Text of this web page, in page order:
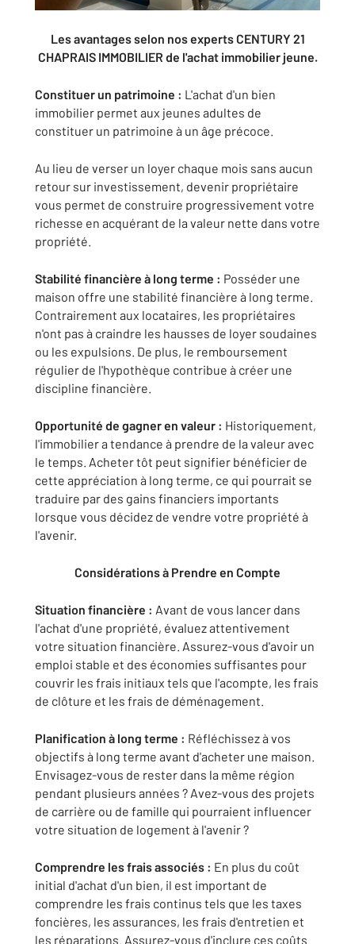
Les avantages selon nos experts CENTURY 21
CHAPRAIS IMMOBILIER de l'achat immobilier jeune.
Constituer un patrimoine : L'achat d'un bien
immobilier permet aux jeunes adultes de
constituer un patrimoine à un âge précoce.
Au lieu de verser un loyer chaque mois sans aucun
retour sur investissement, devenir propriétaire
vous permet de construire progressivement votre
richesse en acquérant de la valeur nette dans votre
propriété.
Stabilité financière à long terme : Posséder une
maison offre une stabilité financière à long terme.
Contrairement aux locataires, les propriétaires
n'ont pas à craindre les hausses de loyer soudaines
ou les expulsions. De plus, le remboursement
régulier de l'hypothèque contribue à créer une
discipline financière.
Opportunité de gagner en valeur : Historiquement,
l'immobilier a tendance à prendre de la valeur avec
le temps. Acheter tôt peut signifier bénéficier de
cette appréciation à long terme, ce qui pourrait se
traduire par des gains financiers importants
lorsque vous décidez de vendre votre propriété à
l'avenir.
Considérations à Prendre en Compte
Situation financière : Avant de vous lancer dans
l'achat d'une propriété, évaluez attentivement
votre situation financière. Assurez-vous d'avoir un
emploi stable et des économies suffisantes pour
couvrir les frais initiaux tels que l'acompte, les frais
de clôture et les frais de déménagement.
Planification à long terme : Réfléchissez à vos
objectifs à long terme avant d'acheter une maison.
Envisagez-vous de rester dans la même région
pendant plusieurs années ? Avez-vous des projets
de carrière ou de famille qui pourraient influencer
votre situation de logement à l'avenir ?
Comprendre les frais associés : En plus du coût
initial d'achat d'un bien, il est important de
comprendre les frais continus tels que les taxes
foncières, les assurances, les frais d'entretien et
les réparations. Assurez-vous d'inclure ces coûts